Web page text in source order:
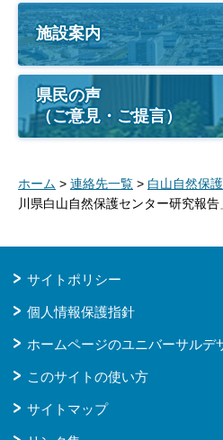
施設案内
県民の声
（ご意見・ご提言）
ホーム > 連絡先一覧 > 白山自然保
川県白山自然保護センター研究報告
サイトポリシー
個人情報保護指針
ホームページのユニバーサルデ
このサイトの使い方
サイトマップ